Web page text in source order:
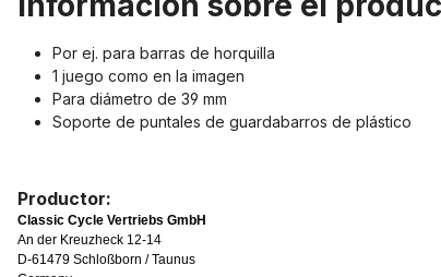
Por ej. para barras de horquilla
1 juego como en la imagen
Para diámetro de 39 mm
Soporte de puntales de guardabarros de plástico
Productor:
Classic Cycle Vertriebs GmbH
An der Kreuzheck 12-14
D-61479 Schloßborn / Taunus